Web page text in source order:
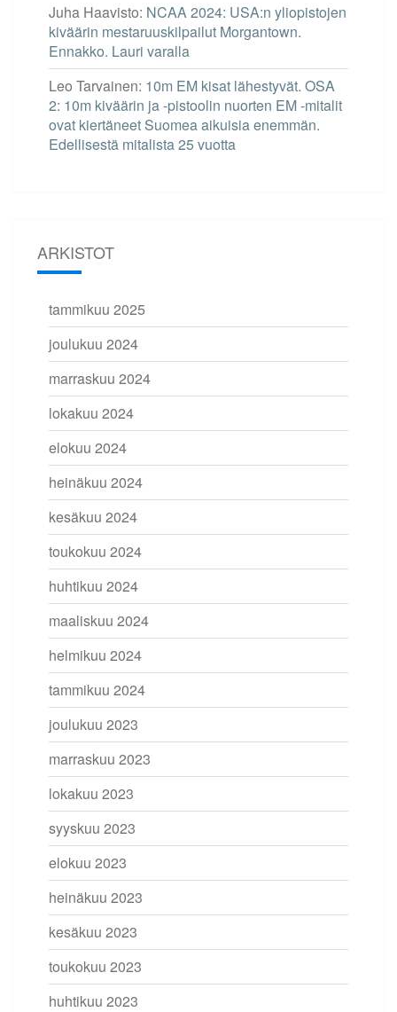
Juha Haavisto: NCAA 2024: USA:n yliopistojen
kiväärin mestaruuskilpailut Morgantown.
Ennakko. Lauri varalla
Leo Tarvainen: 10m EM kisat lähestyvät. OSA
2: 10m kiväärin ja -pistoolin nuorten EM -mitalit
ovat kiertäneet Suomea aikuisia enemmän.
Edellisestä mitalista 25 vuotta
ARKISTOT
tammikuu 2025
joulukuu 2024
marraskuu 2024
lokakuu 2024
elokuu 2024
heinäkuu 2024
kesäkuu 2024
toukokuu 2024
huhtikuu 2024
maaliskuu 2024
helmikuu 2024
tammikuu 2024
joulukuu 2023
marraskuu 2023
lokakuu 2023
syyskuu 2023
elokuu 2023
heinäkuu 2023
kesäkuu 2023
toukokuu 2023
huhtikuu 2023